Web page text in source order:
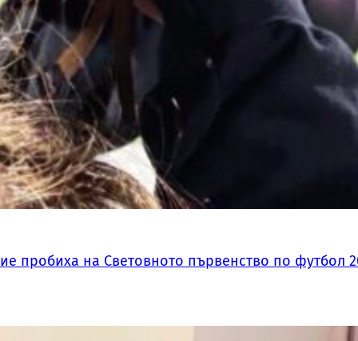
пробиха на Световното първенство по футбол